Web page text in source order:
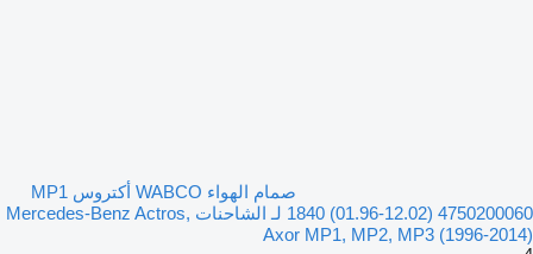
صمام الهواء WABCO أكتروس MP1
1840 (01.96-12.02) 4750200060 لـ الشاحنات Mercedes-Benz Actros,
Axor MP1, MP2, MP3 (1996-2014)